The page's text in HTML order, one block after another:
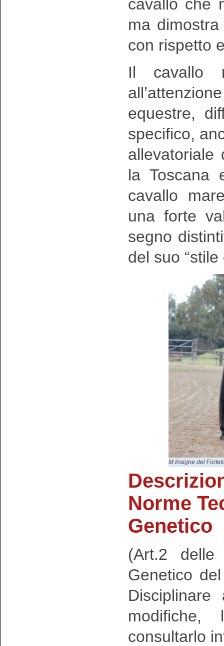
cavallo che
ma
con rispetto
Il cavallo
equestre,
specifico,
allevatoriale
la Toscana
cavallo
una forte
segno
del suo
M.Insigne del
Norme
Genetico
(Art.2 delle
Genetico
consultarlo